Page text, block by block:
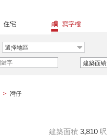
住宅 寫字樓
選擇地區
建築面績
> 灣仔
建築面積 3,810 呎